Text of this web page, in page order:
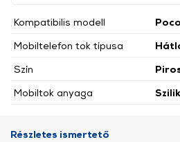
Kompatibilis modell
Mobiltelefon tok típusa
Szín
Mobiltok anyaga
Részletes ismertető